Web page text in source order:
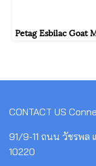
CONTACT US
91/9-11 ถนน วัชรพล
10220